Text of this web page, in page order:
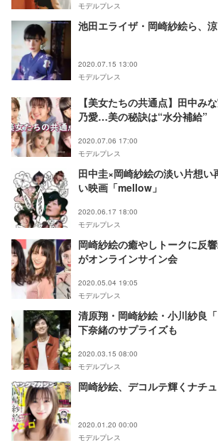
モデルプレス
池田エライザ・岡崎紗絵ら、
2020.07.15 13:00
モデルプレス
【美女たちの共通点】田中み
乃愛…美の秘訣は“水分補給”
2020.07.06 17:00
モデルプレス
田中圭×岡崎紗絵の淡い片想
い映画「mellow」
2020.06.17 18:00
モデルプレス
岡崎紗絵の癒やしトークに反
がオンラインサイン会
2020.05.04 19:05
モデルプレス
清原翔・岡崎紗絵・小川紗良
下奈緒のサプライズも
2020.03.15 08:00
モデルプレス
岡崎紗絵、デコルテ輝くナチ
2020.01.20 00:00
モデルプレス